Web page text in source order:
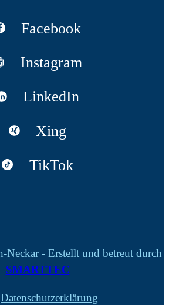
Facebook
Instagram
LinkedIn
Xing
TikTok
- Erstellt und betreut durch
SMARTTEC
Datenschutzerklärung